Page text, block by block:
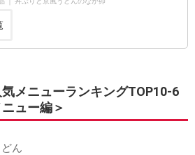
メニューランキングTOP10-6
ュー編＞
ん